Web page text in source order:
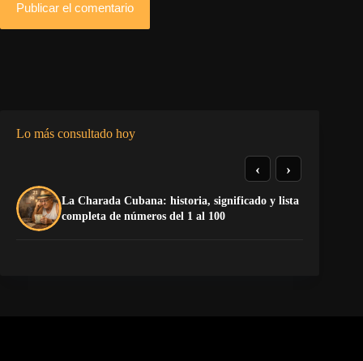
Publicar el comentario
Lo más consultado hoy
La Charada Cubana: historia, significado y lista
completa de números del 1 al 100
‹ ›